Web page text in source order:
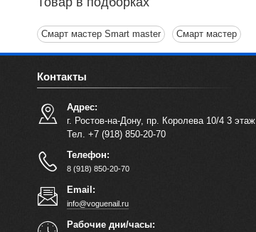
Смарт мастер Smart master Смарт мастер
Контакты
Адрес:
г. Ростов-на-Дону, пр. Королева 10/4 3 этаж
Тел. +7 (918) 850-20-70
Телефон:
8 (918) 850-20-70
Email:
info@voguenail.ru
Рабочие дни/часы: